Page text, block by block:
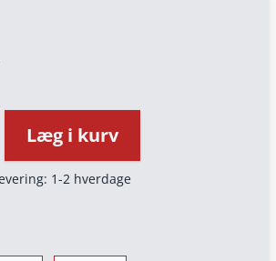
Læg i kurv
1-2 hverdage